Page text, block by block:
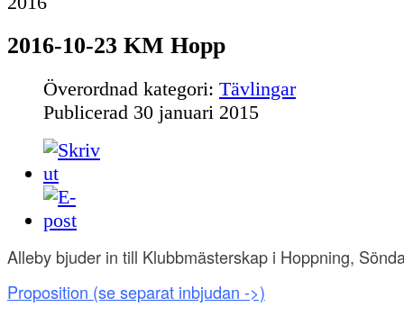
2016-10-23 KM Hopp
Överordnad kategori: Tävlingar
Publicerad 30 januari 2015
Alleby bjuder in till Klubbmästerskap i Hoppning,
Proposition (se separat inbjudan ->)